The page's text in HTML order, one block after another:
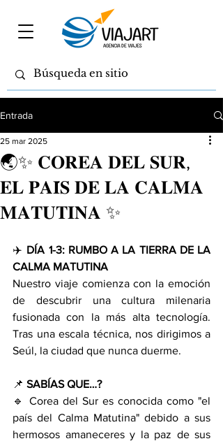
Entrada
🌏✨ 𝐂𝐎𝐑𝐄𝐀 𝐃𝐄𝐋 𝐒𝐔𝐑,
𝐄𝐋 𝐏𝐀𝐈́𝐒 𝐃𝐄 𝐋𝐀 𝐂𝐀𝐋𝐌𝐀
𝐌𝐀𝐓𝐔𝐓𝐈𝐍𝐀 ✨
25 mar 2025
✈️ DÍA 1-3: RUMBO A LA TIERRA DE LA
CALMA MATUTINA
Nuestro viaje comienza con la emoción
de descubrir una cultura milenaria
fusionada con la más alta tecnología.
Tras una escala técnica, nos dirigimos a
Seúl, la ciudad que nunca duerme.
📌 SABÍAS QUE…?
🔹 Corea del Sur es conocida como "el
país del Calma Matutina" debido a sus
hermosos amaneceres y la paz de sus